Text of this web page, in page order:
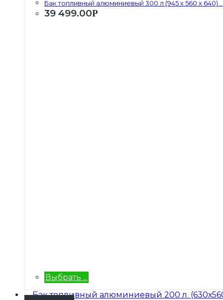
Бак топливный алюминиевый 300 л (945 х 560 х 640)
39 499.00Р
Выбрать ...